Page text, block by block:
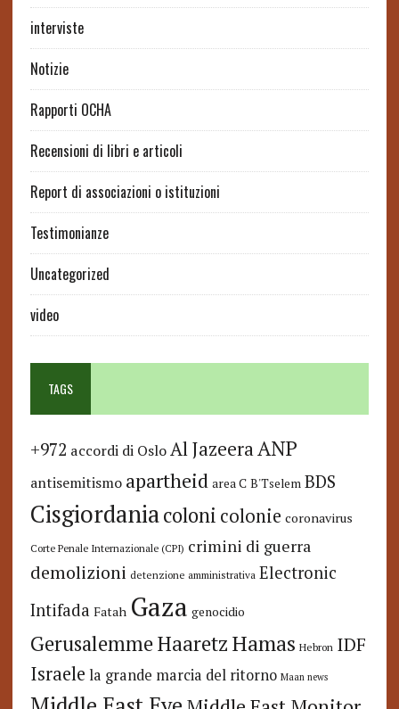
interviste
Notizie
Rapporti OCHA
Recensioni di libri e articoli
Report di associazioni o istituzioni
Testimonianze
Uncategorized
video
TAGS
+972 accordi di Oslo Al JazeeraANP
antisemitismo apartheid area C B'Tselem BDS
Cisgiordaniacoloni colonie coronavirus
Corte Penale Internazionale (CPI) crimini di guerra
demolizioni detenzione amministrativa Electronic
Intifada Fatah Gaza genocidio
GerusalemmeHaaretzHamas Hebron IDF
Israele la grande marcia del ritorno Maan news